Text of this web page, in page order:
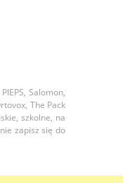
Salomon,
The Pack
szkolne, na
zapisz się do